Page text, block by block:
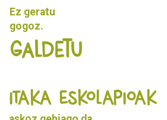
Ez geratu
gogoz.
Galdetu
ITAKA ESKOLAPIOAK